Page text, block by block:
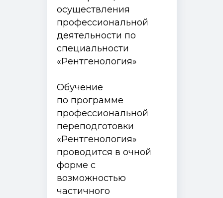
осуществления
профессиональной
деятельности по
специальности
«Рентгенология»
Обучение
по программе
профессиональной
переподготовки
«Рентгенология»
проводится в очной
форме с
возможностью
частичного